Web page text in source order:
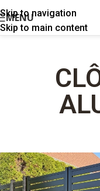
Skip to navigation
Skip to main content
MENU